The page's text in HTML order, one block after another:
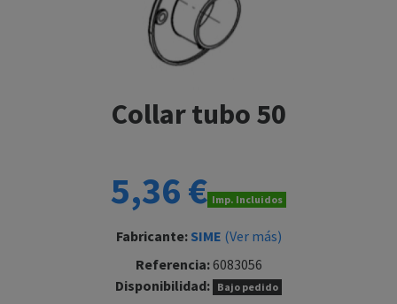
Collar tubo 50
5,36 € Imp. Incluidos
Fabricante: SIME (Ver más)
Referencia:6083056
Disponibilidad:
Bajo pedido